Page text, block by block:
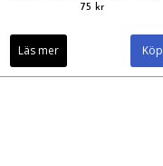
75 kr
Läs mer Köp